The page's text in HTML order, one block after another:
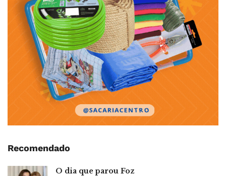
Recomendado
O dia que parou Foz